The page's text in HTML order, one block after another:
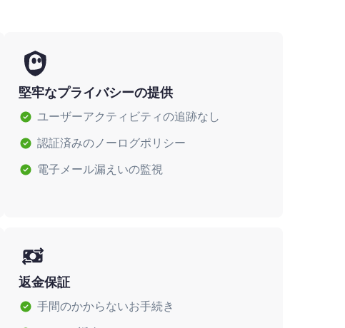
堅牢なプライバシーの提供
ユーザーアクティビティの追跡なし
認証済みのノーログポリシー
電子メール漏えいの監視
返金保証
手間のかからないお手続き